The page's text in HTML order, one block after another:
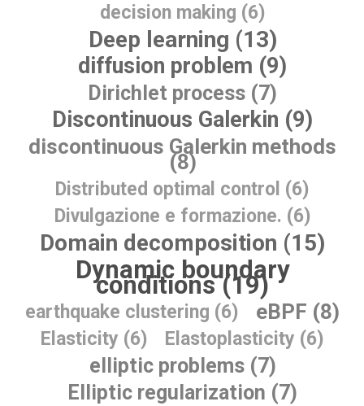
decision making (6)
Deep learning (13)
diffusion problem (9)
Dirichlet process (7)
Discontinuous Galerkin (9)
discontinuous Galerkin methods
(8)
Distributed optimal control (6)
Divulgazione e formazione. (6)
Domain decomposition (15)
Dynamic boundary
conditions (19)
earthquake clustering (6) eBPF (8)
Elasticity (6) Elastoplasticity (6)
elliptic problems (7)
Elliptic regularization (7)